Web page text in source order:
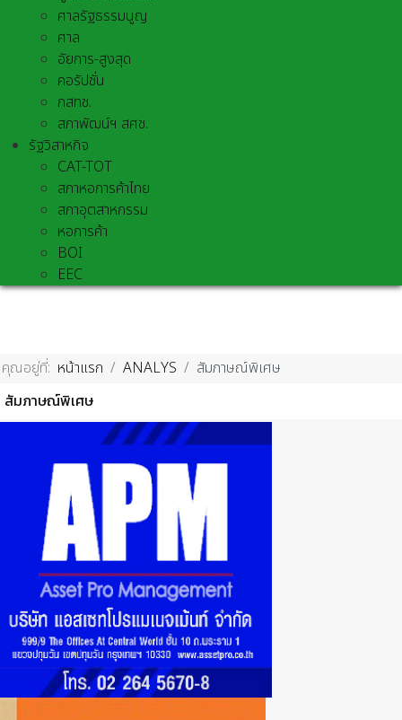
ศาลรัฐธรรมนูญ
ศาล
อัยการ-สูงสุด
คอรัปชั่น
กสทช.
สภาพัฒน์ฯ สศช.
รัฐวิสาหกิจ
CAT-TOT
สภาหอการค้าไทย
สภาอุตสาหกรรม
หอการค้า
BOI
EEC
คุณอยู่ที่: หน้าแรก ANALYS
สัมภาษณ์พิเศษ
สัมภาษณ์พิเศษ